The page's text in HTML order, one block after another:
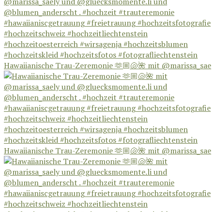
Hawaiianische Trau-Zeremonie 🫶🏼🐚🌺 mit @marissa_sae
Hawaiianische Trau-Zeremonie 🫶🏼🐚🌺 mit @marissa_sae